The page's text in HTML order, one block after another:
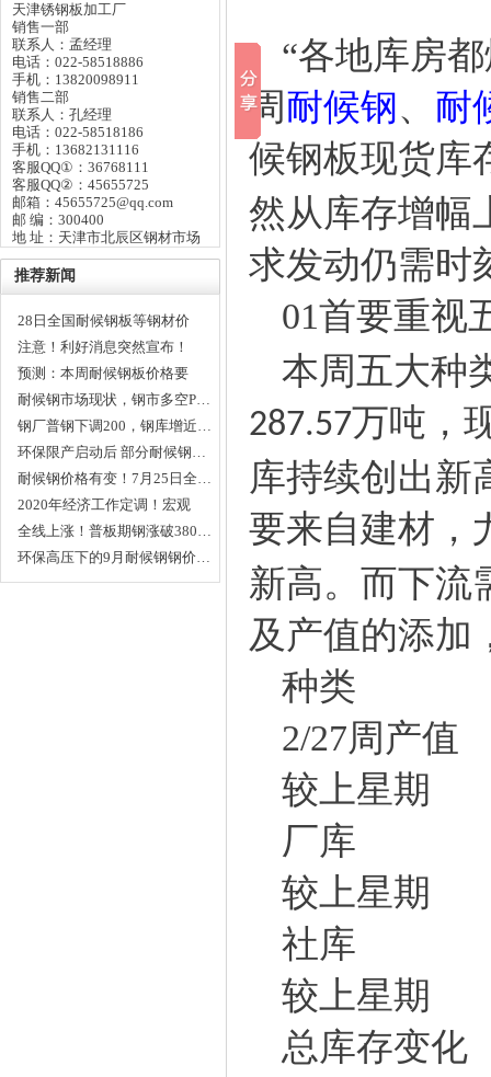
天津锈钢板加工厂
销售一部
联系人：孟经理
电话：022-58518886
手机：13820098911
销售二部
联系人：孔经理
电话：022-58518186
手机：13682131116
客服QQ①：36768111
客服QQ②：45655725
邮箱：45655725@qq.com
邮 编：300400
地 址：天津市北辰区钢材市场
推荐新闻
28日全国耐候钢板等钢材价
格…
注意！利好消息突然宣布！
行…
预测：本周耐候钢板价格要
小…
耐候钢市场现状，钢市多空P…
钢厂普钢下调200，钢库增近…
环保限产启动后 部分耐候钢…
耐候钢价格有变！7月25日全…
2020年经济工作定调！宏观
利…
全线上涨！普板期钢涨破380…
环保高压下的9月耐候钢钢价…
“各地库房都
周耐候钢、 耐
候钢板现货库
然从库存增幅
求发动仍需时
01首要重视
本周五大种
287.57万吨，
库持续创出新
要来自建材，
新高。而下流
及产值的添加
种类
2/27周产值
较上星期
厂库
较上星期
社库
较上星期
总库存变化